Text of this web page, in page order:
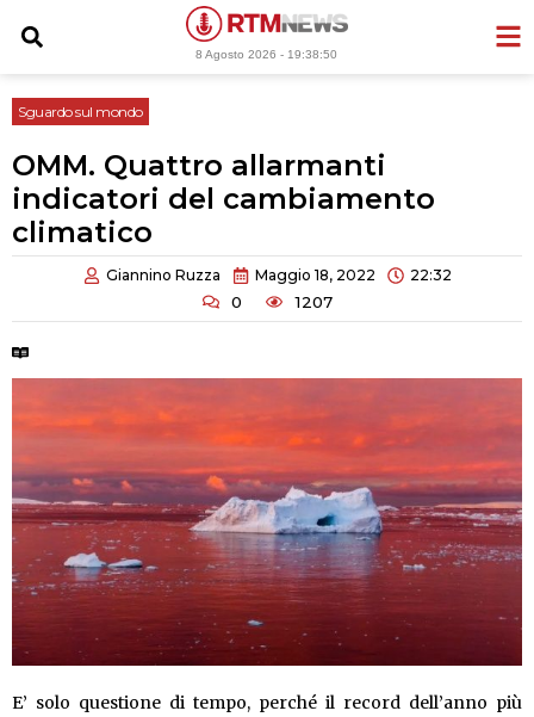
8 Agosto 2026 -19:38:51
Sguardo sul mondo
OMM. Quattro allarmanti
indicatori del cambiamento
climatico
Giannino Ruzza Maggio 18, 2022 22:32
0 1207
E’ solo questione di tempo, perché il record dell’anno più